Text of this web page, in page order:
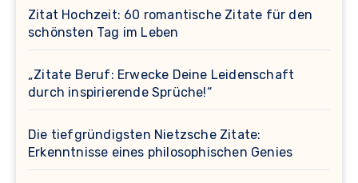
Zitat Hochzeit: 60 romantische Zitate für den
schönsten Tag im Leben
„Zitate Beruf: Erwecke Deine Leidenschaft
durch inspirierende Sprüche!“
Die tiefgründigsten Nietzsche Zitate:
Erkenntnisse eines philosophischen Genies